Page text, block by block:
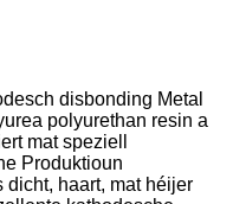
disbonding Metal
polyurethan resin a
mat speziell
Produktioun
dicht, haart, mat héijer